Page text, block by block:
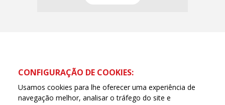
CONFIGURAÇÃO DE COOKIES:
Usamos cookies para lhe oferecer uma experiência de
navegação melhor, analisar o tráfego do site e